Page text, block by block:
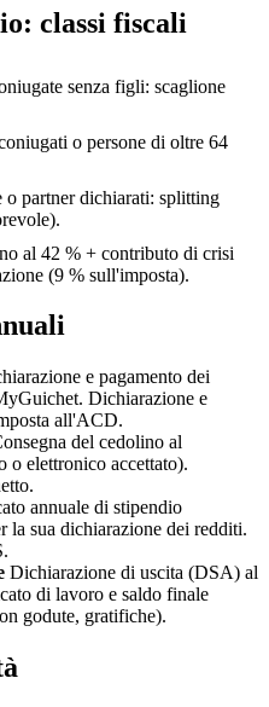
classi fiscali
senza figli: scaglione
o persone di oltre 64
o partner dichiarati: splitting
al 42 % + contributo di crisi
(9 % sull'imposta).
e pagamento dei
Dichiarazione e
all'ACD.
del cedolino al
o elettronico accettato).
annuale di stipendio
la sua dichiarazione dei redditi.
Dichiarazione di uscita (DSA) al
di lavoro e saldo finale
godute, gratifiche).